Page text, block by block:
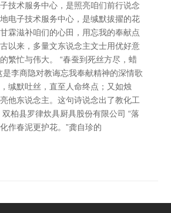
技术服务中心，是照亮咱们前行说念
电子技术服务中心，是缄默拔擢的花
霖滋补咱们的心田，用忘我的奉献点
以来，多量文东说念主文士用优好意
繁忙与伟大。 “春蚕到死丝方尽，蜡
是李商隐对教诲忘我奉献精神的深情歌
缄默吐丝，直至人命终点；又如烛
他东说念主。这句诗说念出了教化工
柏县罗律炊具厨具股份有限公司 “落
作春泥更护花。”龚自珍的